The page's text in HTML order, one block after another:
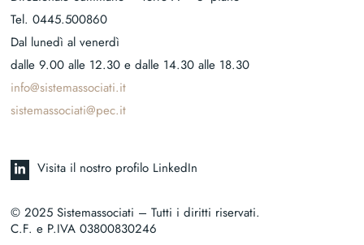
Tel.0445.500860
Dal lunedì al venerdì
dalle 9.00 alle 12.30 e dalle 14.30 alle 18.30
info@sistemassociati.it
sistemassociati@pec.it
Visita il nostro profilo LinkedIn
© 2025 Sistemassociati – Tutti i diritti riservati.
C.F. e P.IVA 03800830246